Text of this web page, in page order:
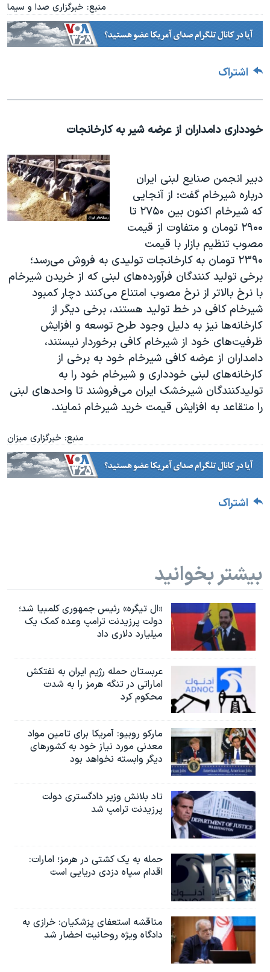
منبع: خبرگزاری صدا و سیما
اشتراک
خودداری دامداران از عرضه شیر به کارخانجات
دبیر انجمن صنایع لبنی ایران
درباره شیرخام گفت: از آنجایی
که شیرخام اکنون بین ۲۷۵۰ تا
۲۹۰۰ تومان و متفاوت از قیمت
مصوب تنظیم بازار با قیمت
۲۳۹۰ تومان به کارخانجات تولیدی به فروش می‌رسد؛
برخی تولید کنندگان فرآورده‌های لبنی که از خریدن شیرخام
با نرخ بالاتر از نرخ مصوب امتناع می‌کنند دچار کمبود
شیرخام کافی در خط تولید هستند، برخی دیگر از
کارخانه‌ها نیز به دلیل وجود طرح توسعه و افزایش
ظرفیت‌های خود از شیرخام کافی برخوردار نیستند،
دامداران از عرضه کافی شیرخام خود به برخی از
کارخانه‌های لبنی خودداری و شیرخام خود را به
تولیدکنندگان شیرخشک ایران می‌فروشند تا واحد‌های لبنی
را متقاعد به افزایش قیمت خرید شیرخام نمایند.
منبع: خبرگزاری میزان
اشتراک
بیشتر بخوانید
«ال تیگره» رئیس جمهوری کلمبیا شد؛
دولت پرزیدنت ترامپ وعده کمک یک
میلیارد دلاری داد
عربستان حمله رژیم ایران به نفتکش
اماراتی در تنگه هرمز را به‌ شدت
محکوم کرد
مارکو روبیو: آمریکا برای تامین مواد
معدنی مورد نیاز خود به کشورهای
دیگر وابسته نخواهد بود
تاد بلانش وزیر دادگستری دولت
پرزیدنت ترامپ شد
حمله به یک کشتی در هرمز؛ امارات:
اقدام سپاه دزدی دریایی است
مناقشه استعفای پزشکیان: خرازی به
دادگاه ویژه روحانیت احضار شد